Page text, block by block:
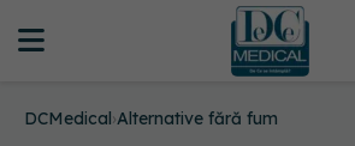
DCMedical›Alternative fără fum